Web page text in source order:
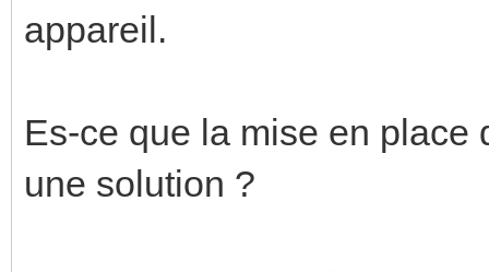
appareil.
Es-ce que la mise en place
une solution ?